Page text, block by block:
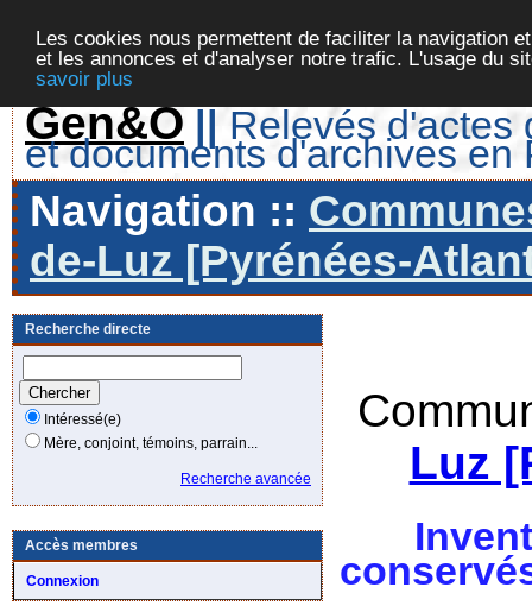
Les cookies nous permettent de faciliter la navigation
et les annonces et d'analyser notre trafic. L'usage du
savoir plus
Gen&O || Relevés d'actes
et documents d'archives en
Navigation ::
de-Luz [Pyrénées-
Recherche directe
Intéressé(e)
Mère, conjoint, témoins, parrain...
Recherche avancée
Accès membres
Connexion
Luz